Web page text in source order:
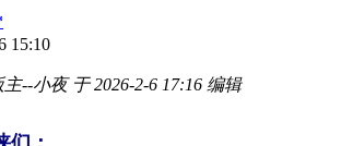
15:10
--小夜 于 2026-2-6 17:16 编辑